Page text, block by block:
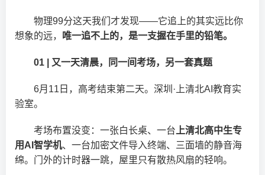
物理99分这天我们才发现——它追上的其实远比你
想象的远，
唯一追不上的，是一支握在手里的铅笔。
01 | 又一天清晨，同一间考场，另一套真题
6月11日，高考结束第二天。深圳·上清北AI教育实
验室。
考场布置没变：一张白长桌、一台 上清北高中生专
用AI智学机、一台加密文件导入终端、三面墙的静音海
绵。门外的计时器一跳，屋里只有散热风扇的轻响。